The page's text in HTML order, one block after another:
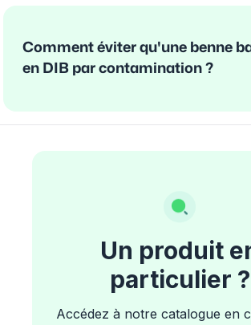
Comment éviter qu'une benne
en DIB par contamination ?
Un produit
particulier ?
Accédez à notre catalogue en